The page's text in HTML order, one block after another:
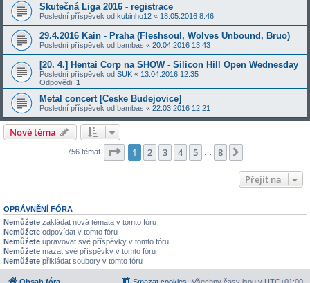
Skutečná Liga 2016 - registrace
Poslední příspěvek od kubinho12 « 18.05.2016 8:46
29.4.2016 Kain - Praha (Fleshsoul, Wolves Unbound, Bruo)
Poslední příspěvek od bambas « 20.04.2016 13:43
[20. 4.] Hentai Corp na SHOW - Silicon Hill Open Wednesday
Poslední příspěvek od SUK « 13.04.2016 12:35
Odpovědi: 1
Metal concert [Ceske Budejovice]
Poslední příspěvek od bambas « 22.03.2016 12:21
Nové téma
756 témat Stránka z
1 2 3 4 5 8
Přejít na
OPRÁVNĚNÍ FÓRA
Nemůžete zakládat nová témata v tomto fóru
Nemůžete odpovídat v tomto fóru
Nemůžete upravovat své příspěvky v tomto fóru
Nemůžete mazat své příspěvky v tomto fóru
Nemůžete přikládat soubory v tomto fóru